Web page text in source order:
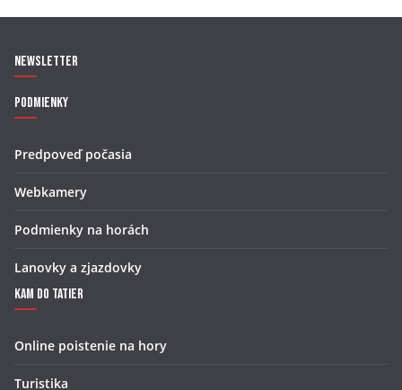
Newsletter
Podmienky
Predpoveď počasia
Webkamery
Podmienky na horách
Lanovky a zjazdovky
Kam do Tatier
Online poistenie na hory
Turistika